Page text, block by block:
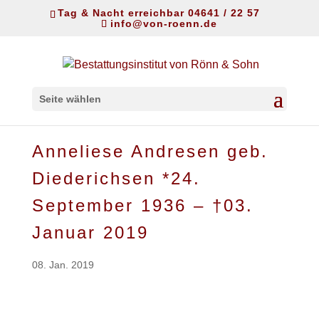
Tag & Nacht erreichbar 04641 / 22 57
info@von-roenn.de
Seite wählen
Anneliese Andresen geb.
Diederichsen *24.
September 1936 – †03.
Januar 2019
08. Jan. 2019